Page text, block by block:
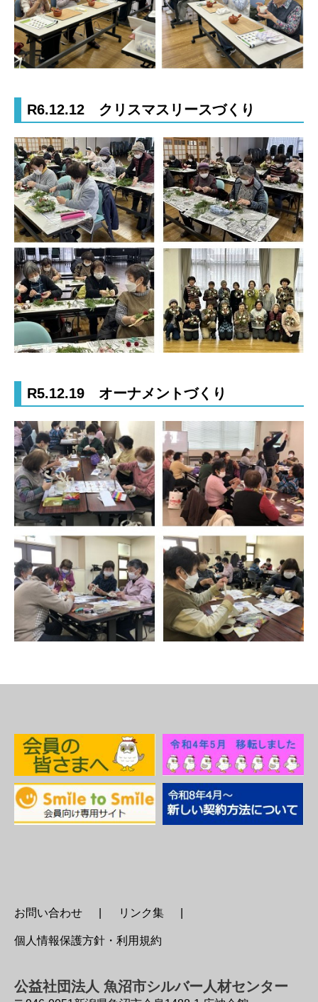
R6.12.12 クリスマスリースづくり
R5.12.19 オーナメントづくり
お問い合わせ リンク集
個人情報保護方針・利用規約
公益社団法人 魚沼市シルバー人材センター